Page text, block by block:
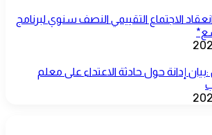
الاجتماع التقييمي النصف سنوي لبرنامج
إدانة حول حادثة الاعتداء على معلم